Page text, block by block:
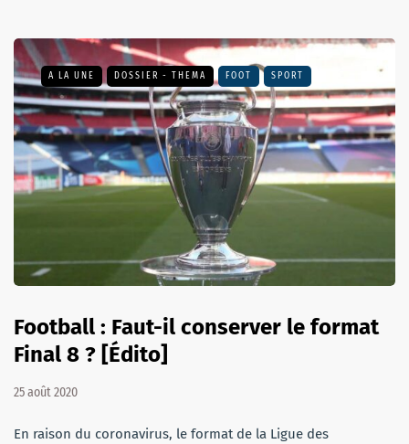
A LA UNE DOSSIER - THEMA FOOT SPORT
Football : Faut-il conserver le format
Final 8 ? [Édito]
25 août 2020
En raison du coronavirus, le format de la Ligue des